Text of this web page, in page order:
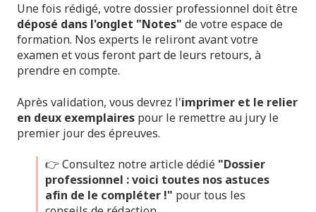
Une fois rédigé, votre dossier professionnel doit être
déposé dans l'onglet "Notes" de votre espace de
formation. Nos experts le reliront avant votre
examen et vous feront part de leurs retours, à
prendre en compte.
Après validation, vous devrez l'imprimer et le relier
en deux exemplaires pour le remettre au jury le
premier jour des épreuves.
👉 Consultez notre article dédié "Dossier
professionnel : voici toutes nos astuces
afin de le compléter !" pour tous les